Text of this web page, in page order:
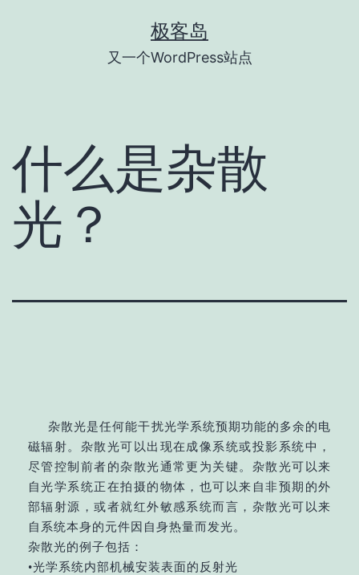
极客岛
又一个WordPress站点
什么是杂散
光？
杂散光是任何能干扰光学系统预期功能的多余的电
磁辐射。杂散光可以出现在成像系统或投影系统中，
尽管控制前者的杂散光通常更为关键。杂散光可以来
自光学系统正在拍摄的物体，也可以来自非预期的外
部辐射源，或者就红外敏感系统而言，杂散光可以来
自系统本身的元件因自身热量而发光。
杂散光的例子包括：
•光学系统内部机械安装表面的反射光